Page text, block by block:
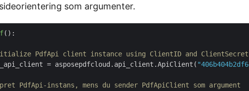
som argumenter.
():
PdfApi client instance using ClientID and ClientSecret
= asposepdfcloud.api_client.ApiClient(
PdfApi-instans, mens du sender PdfApiClient som argument